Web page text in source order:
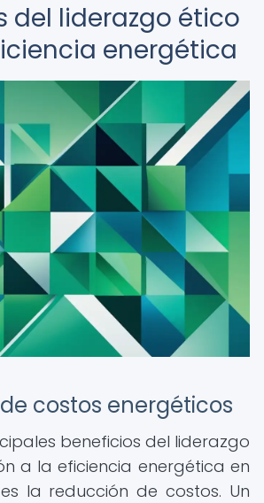
del liderazgo ético
energética
costos energéticos
beneficios del liderazgo
a la eficiencia energética en
la reducción de costos. Un